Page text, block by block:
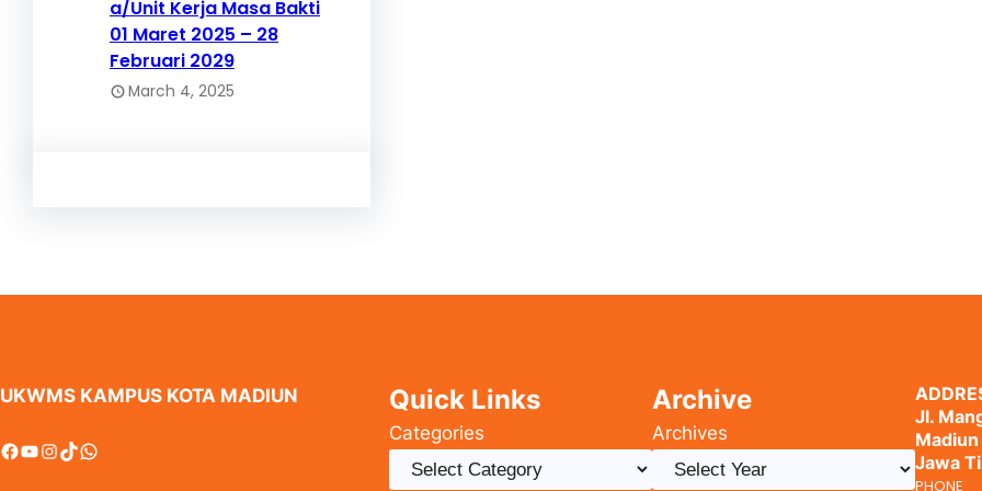
a/Unit Kerja Masa Bakti
01 Maret 2025 – 28
Februari 2029
March 4, 2025
UKWMS KAMPUS KOTA MADIUN
Facebook YouTube InstagramTikTok WhatsApp
Quick Links
Categories
Archive
Archives
Jl.
Madiun
Jawa
PHONE